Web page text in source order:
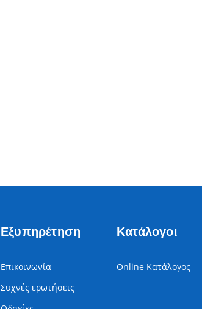
Εξυπηρέτηση
Επικοινωνία
Συχνές ερωτήσεις
Κατάλογοι
Online Κατάλογος